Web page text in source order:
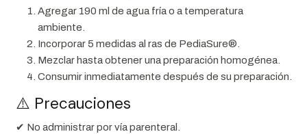
Agregar 190 ml de agua fría o a temperatura
ambiente.
Incorporar 5 medidas al ras de PediaSure®.
Mezclar hasta obtener una preparación homogénea.
Consumir inmediatamente después de su preparación.
⚠️ Precauciones
✔ No administrar por vía parenteral.